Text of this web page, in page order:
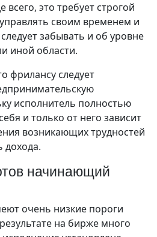
это требует строгой
своим временем и
забывать и об уровне
иной области.
фрилансу следует
исполнитель полностью
и только от него зависит
возникающих трудностей
дохода.
начинающий
очень низкие пороги
на бирже много